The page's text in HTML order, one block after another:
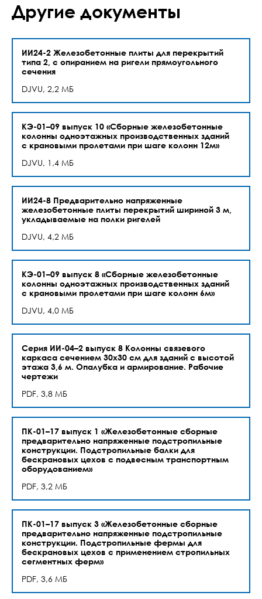
Другие документы
ИИ24-2 Железобетонные плиты для перекрытий
типа 2, с опиранием на ригели прямоугольного
сечения
DJVU, 2,2 МБ
КЭ-01–09 выпуск 10 «Сборные железобетонные
колонны одноэтажных производственных зданий
с крановыми пролетами при шаге колонн 12м»
DJVU, 1,4 МБ
ИИ24-8 Предварительно напряженные
железобетонные плиты перекрытий шириной 3 м,
укладываемые на полки ригелей
DJVU, 4,2 МБ
КЭ-01–09 выпуск 8 «Сборные железобетонные
колонны одноэтажных производственных зданий
с крановыми пролетами при шаге колонн 6м»
DJVU, 4,0 МБ
Серия ИИ-04–2 выпуск 8 Колонны связевого
каркаса сечением 30х30 см для зданий с высотой
этажа 3,6 м. Опалубка и армирование. Рабочие
чертежи
PDF, 3,8 МБ
ПК-01–17 выпуск 1 «Железобетонные сборные
предварительно напряженные подстропильные
конструкции. Подстропильные балки для
бескрановых цехов с подвесным транспортным
оборудованием»
PDF, 3,2 МБ
ПК-01–17 выпуск 3 «Железобетонные сборные
предварительно напряженные подстропильные
конструкции. Подстропильные фермы для
бескрановых цехов с применением стропильных
сегментных ферм»
PDF, 3,6 МБ